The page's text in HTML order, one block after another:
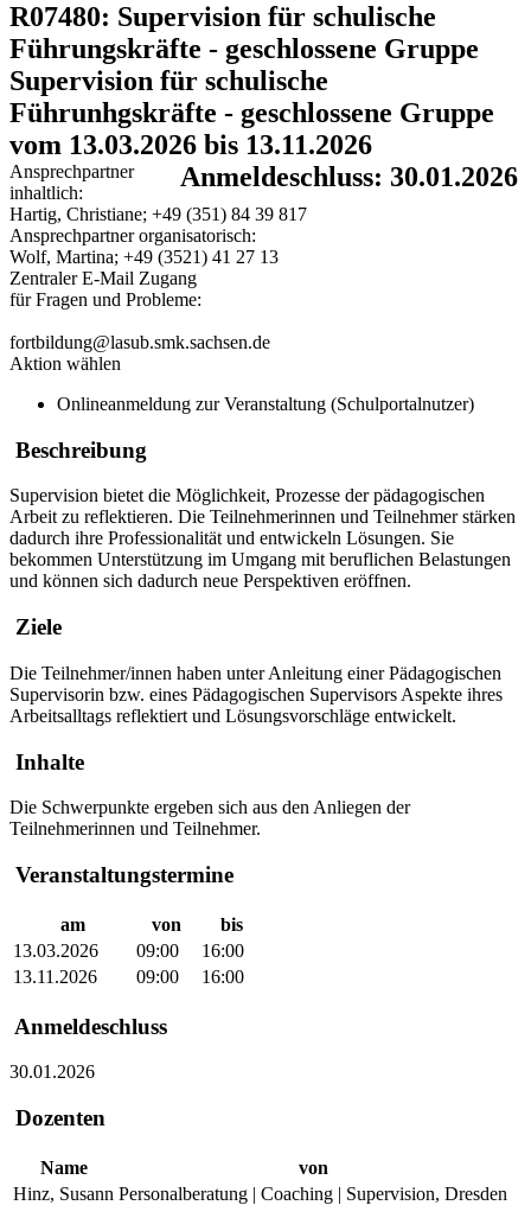
R07480: Supervision für schulische
Führungskräfte - geschlossene Gruppe
Supervision für schulische
Führunhgskräfte - geschlossene Gruppe
vom 13.03.2026 bis 13.11.2026
Anmeldeschluss: 30.01.2026
Ansprechpartner
inhaltlich:
Hartig, Christiane; +49 (351) 84 39 817
Ansprechpartner organisatorisch:
Wolf, Martina; +49 (3521) 41 27 13
Zentraler E-Mail Zugang
für Fragen und Probleme:
fortbildung@lasub.smk.sachsen.de
Aktion wählen
Onlineanmeldung zur Veranstaltung (Schulportalnutzer)
Beschreibung
Supervision bietet die Möglichkeit, Prozesse der pädagogischen
Arbeit zu reflektieren. Die Teilnehmerinnen und Teilnehmer stärken
dadurch ihre Professionalität und entwickeln Lösungen. Sie
bekommen Unterstützung im Umgang mit beruflichen Belastungen
und können sich dadurch neue Perspektiven eröffnen.
Ziele
Die Teilnehmer/innen haben unter Anleitung einer Pädagogischen
Supervisorin bzw. eines Pädagogischen Supervisors Aspekte ihres
Arbeitsalltags reflektiert und Lösungsvorschläge entwickelt.
Inhalte
Die Schwerpunkte ergeben sich aus den Anliegen der
Teilnehmerinnen und Teilnehmer.
Veranstaltungstermine
am von
bis
13.03.2026
09:00
16:00
13.11.2026
09:00 16:00
Anmeldeschluss
30.01.2026
Dozenten
Name
von
Hinz, Susann Personalberatung | Coaching | Supervision, Dresden